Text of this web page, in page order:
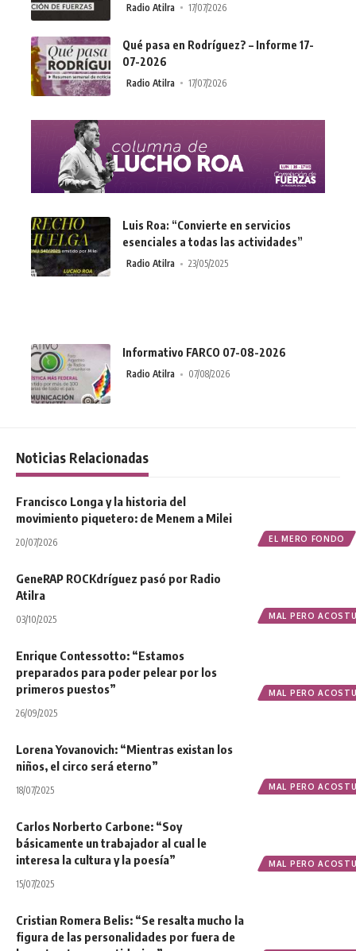
Radio Atilra 17/07/2026
Qué pasa en Rodríguez? – Informe 17-
07-2026
Radio Atilra 17/07/2026
Luis Roa: “Convierte en servicios
esenciales a todas las actividades”
Radio Atilra 23/05/2025
Informativo FARCO 07-08-2026
Radio Atilra 07/08/2026
Noticias Relacionadas
EL MERO FONDO
Francisco Longa y la historia del
movimiento piquetero: de Menem a Milei
20/07/2026
MAL PERO
GeneRAP ROCKdríguez pasó por Radio
Atilra
03/10/2025
MAL PERO
Enrique Contessotto: “Estamos
preparados para poder pelear por los
primeros puestos”
26/09/2025
MAL PERO
Lorena Yovanovich: “Mientras existan los
niños, el circo será eterno”
18/07/2025
MAL PERO
Carlos Norberto Carbone: “Soy
básicamente un trabajador al cual le
interesa la cultura y la poesía”
15/07/2025
Cristian Romera Belis: “Se resalta mucho la
figura de las personalidades por fuera de